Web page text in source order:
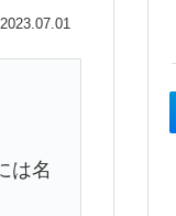
2023.07.01
は名